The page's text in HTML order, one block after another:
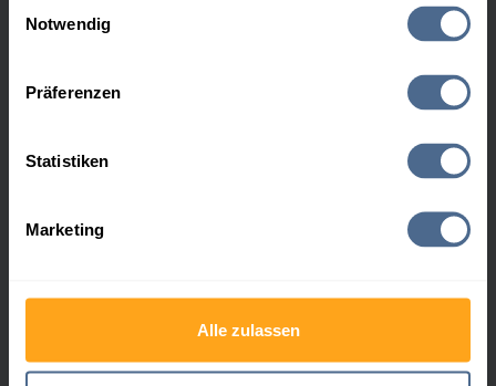
Notwendig
Präferenzen
Statistiken
Marketing
Alle zulassen
Heizöl-Sorten
Rechnung
Finanzierung